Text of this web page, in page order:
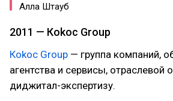
Алла Штауб
2011 — Кokoc Group
Кokoc Group — группа компаний,
агентства и сервисы, отраслевой
диджитал-экспертизу.